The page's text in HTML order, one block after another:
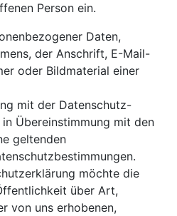
Person ein.
Daten,
der Anschrift, E-Mail-
oder Bildmaterial einer
mit der Datenschutz-
Übereinstimmung mit den
geltenden
möchte die
über Art,
von uns erhobenen,